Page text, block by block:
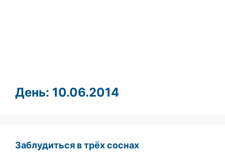
День: 10.06.2014
Заблудиться в трёх соснах